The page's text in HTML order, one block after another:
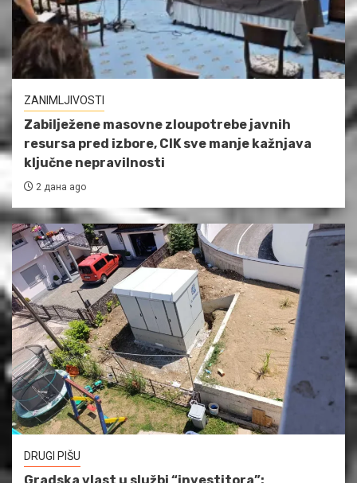
ZANIMLJIVOSTI
Zabilježene masovne zloupotrebe javnih
resursa pred izbore, CIK sve manje kažnjava
ključne nepravilnosti
2 дана ago
DRUGI PIŠU